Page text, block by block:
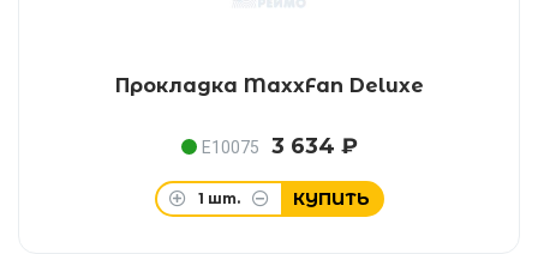
Прокладка MaxxFan Deluxe
E10075 3 634 ₽
1 шт. КУПИТЬ